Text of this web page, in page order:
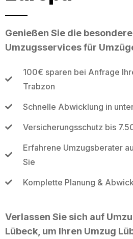
Genießen Sie die
Umzugsservices für
100€ sparen bei Anfrage
Trabzon
Schnelle Abwicklung in
Versicherungsschutz bis
Erfahrene Umzugsberater
Sie
Komplette Planung &
Verlassen Sie sich auf
Lübeck, um Ihren Umzug